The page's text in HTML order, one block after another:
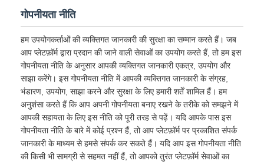
गोपनीयता नीति
हम उपयोगकर्ताओं की व्यक्तिगत जानकारी की सुरक्षा का सम्मान करते हैं। जब
आप प्लेटफ़ॉर्म द्वारा प्रदान की जाने वाली सेवाओं का उपयोग करते हैं, तो हम इस
गोपनीयता नीति के अनुसार आपकी व्यक्तिगत जानकारी एकत्र, उपयोग और
साझा करेंगे। इस गोपनीयता नीति में आपकी व्यक्तिगत जानकारी के संग्रह,
भंडारण, उपयोग, साझा करने और सुरक्षा के लिए हमारी शर्तें शामिल हैं। हम
अनुशंसा करते हैं कि आप अपनी गोपनीयता बनाए रखने के तरीके को समझने में
आपकी सहायता के लिए इस नीति को पूरी तरह से पढ़ें। यदि आपके पास इस
गोपनीयता नीति के बारे में कोई प्रश्न हैं, तो आप प्लेटफ़ॉर्म पर प्रकाशित संपर्क
जानकारी के माध्यम से हमसे संपर्क कर सकते हैं। यदि आप इस गोपनीयता नीति
की किसी भी सामग्री से सहमत नहीं हैं, तो आपको तुरंत प्लेटफ़ॉर्म सेवाओं का